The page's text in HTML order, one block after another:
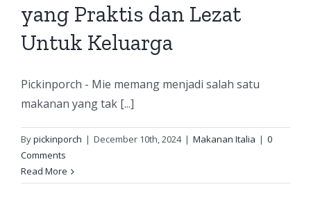
yang Praktis dan Lezat
Untuk Keluarga
Pickinporch - Mie memang menjadi salah satu
makanan yang tak [...]
Bypickinporch | December 10th, 2024 | Makanan Italia | 0
Comments
Read More